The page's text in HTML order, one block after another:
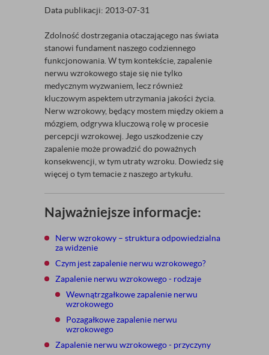
Data publikacji: 2013-07-31
Zdolność dostrzegania otaczającego nas świata
stanowi fundament naszego codziennego
funkcjonowania. W tym kontekście, zapalenie
nerwu wzrokowego staje się nie tylko
medycznym wyzwaniem, lecz również
kluczowym aspektem utrzymania jakości życia.
Nerw wzrokowy, będący mostem między okiem a
mózgiem, odgrywa kluczową rolę w procesie
percepcji wzrokowej. Jego uszkodzenie czy
zapalenie może prowadzić do poważnych
konsekwencji, w tym utraty wzroku. Dowiedz się
więcej o tym temacie z naszego artykułu.
Najważniejsze informacje:
Nerw wzrokowy – struktura odpowiedzialna
za widzenie
Czym jest zapalenie nerwu wzrokowego?
Zapalenie nerwu wzrokowego - rodzaje
Wewnątrzgałkowe zapalenie nerwu
wzrokowego
Pozagałkowe zapalenie nerwu
wzrokowego
Zapalenie nerwu wzrokowego - przyczyny